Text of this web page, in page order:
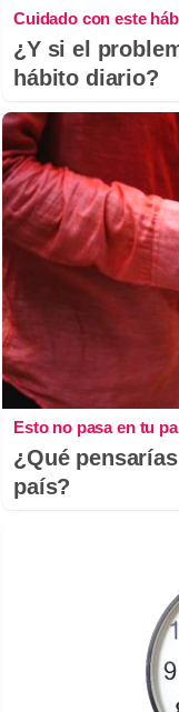
Cuidado con este
¿Y si el
hábito diario?
Esto no pasa en tu
¿Qué
país?